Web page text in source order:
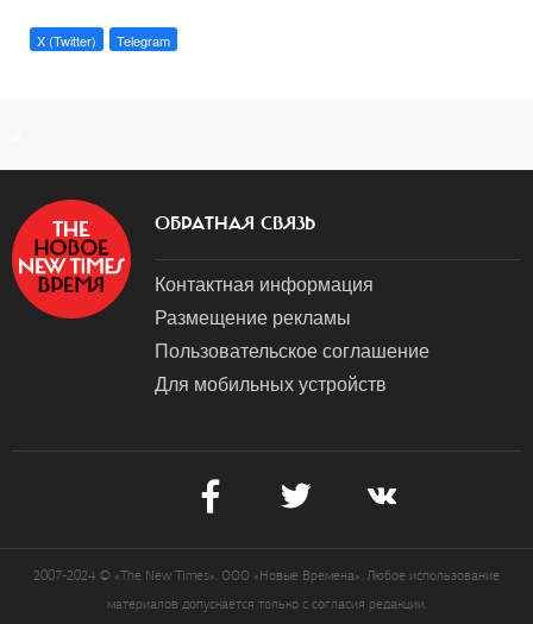
X (Twitter) Telegram
ОБРАТНАЯ СВЯЗЬ
Контактная информация
Размещение рекламы
Пользовательское соглашение
Для мобильных устройств
2007-2024 © «The New Times». ООО «Новые Времена». Любое использование
материалов допускается только с согласия редакции.